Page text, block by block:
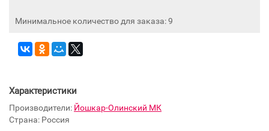
Минимальное количество для заказа: 9
Характеристики
Производители: Йошкар-Олинский МК
Страна: Россия